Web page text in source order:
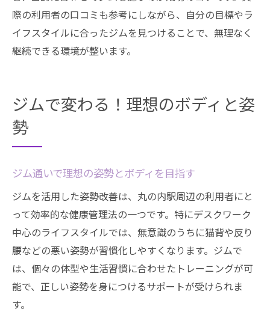
際の利用者の口コミも参考にしながら、自分の目標やラ
イフスタイルに合ったジムを見つけることで、無理なく
継続できる環境が整います。
ジムで変わる！理想のボディと姿
勢
ジム通いで理想の姿勢とボディを目指す
ジムを活用した姿勢改善は、丸の内駅周辺の利用者にと
って効率的な健康管理法の一つです。特にデスクワーク
中心のライフスタイルでは、無意識のうちに猫背や反り
腰などの悪い姿勢が習慣化しやすくなります。ジムで
は、個々の体型や生活習慣に合わせたトレーニングが可
能で、正しい姿勢を身につけるサポートが受けられま
す。